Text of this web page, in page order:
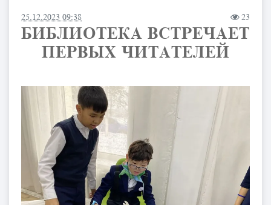
25.12.2023 09:38 23
БИБЛИОТЕКА ВСТРЕЧАЕТ
ПЕРВЫХ ЧИТАТЕЛЕЙ